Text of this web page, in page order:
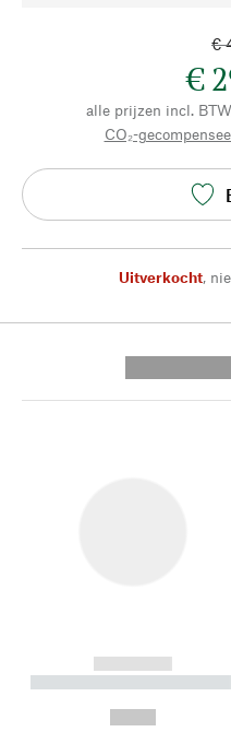
€
€
alle prijzen incl.
CO₂-
Uitverkocht,
------------
----------- -----------